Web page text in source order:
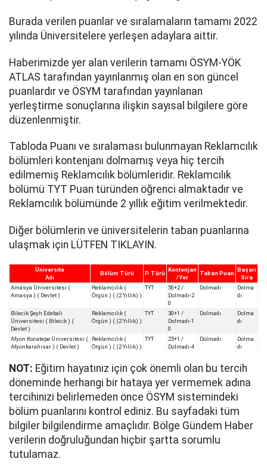
Burada verilen puanlar ve sıralamaların tamamı 2022
yılında Üniversitelere yerleşen adaylara aittir.
Haberimizde yer alan verilerin tamamı ÖSYM-YÖK
ATLAS tarafından yayınlanmış olan en son güncel
puanlardır ve ÖSYM tarafından yayınlanan
yerleştirme sonuçlarına ilişkin sayısal bilgilere göre
düzenlenmiştir.
Tabloda Puanı ve sıralaması bulunmayan Reklamcılık
bölümleri kontenjanı dolmamış veya hiç tercih
edilmemiş Reklamcılık bölümleridir. Reklamcılık
bölümü TYT Puan türünden öğrenci almaktadır ve
Reklamcılık bölümünde 2 yıllık eğitim verilmektedir.
Diğer bölümlerin ve üniversitelerin taban puanlarına
ulaşmak için LÜTFEN TIKLAYIN.
Üniversite
Adı
Bölüm Türü P. Türü
Kontenjan
/Yer
Taban Puan
Başarı
Sıra
Amasya Üniversitesi (
Amasya ) ( Devlet )
Reklamcılık (
Örgün ) ( (2 Yıllık) )
TYT
50+2 /
Dolmadı-2
0
Dolmadı
Dolma
dı
Bilecik Şeyh Edebali
Üniversitesi ( Bilecik ) (
Devlet )
Reklamcılık (
Örgün ) ( (2 Yıllık) )
TYT
30+1 /
Dolmadı-1
0
Dolmadı
Dolma
dı
Afyon Kocatepe Üniversitesi (
Afyonkarahisar ) ( Devlet )
Reklamcılık (
Örgün ) ( (2 Yıllık) )
TYT
25+1 /
Dolmadı-4
Dolmadı
Dolma
dı
NOT: Eğitim hayatınız için çok önemli olan bu tercih
döneminde herhangi bir hataya yer vermemek adına
tercihinizi belirlemeden önce ÖSYM sistemindeki
bölüm puanlarını kontrol ediniz. Bu sayfadaki tüm
bilgiler bilgilendirme amaçlıdır. Bölge Gündem Haber
verilerin doğruluğundan hiçbir şartta sorumlu
tutulamaz.